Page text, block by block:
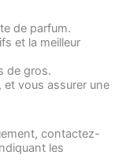
:de parfum.
et la meilleur
de gros.
vous assurer une
contactez-
les